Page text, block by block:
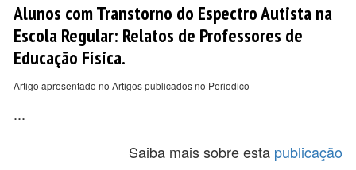
Alunos com Transtorno do Espectro Autista na
Escola Regular: Relatos de Professores de
Educação Física.
Artigo apresentado no Artigos publicados no Periodico
...
Saiba mais sobre esta publicação